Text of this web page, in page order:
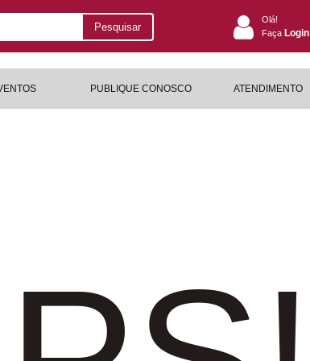
Pesquisar
Olá!
Faça Login
PUBLIQUE CONOSCO ATENDIMENTO